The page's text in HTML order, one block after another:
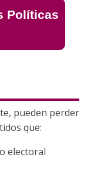
Políticas
pueden perder
que:
electoral